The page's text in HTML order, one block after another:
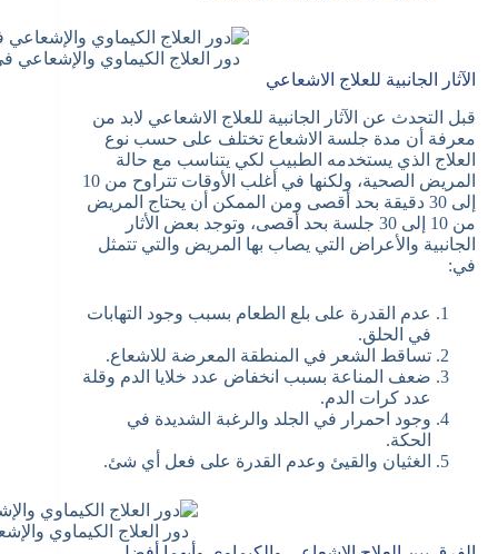
دور العلاج الكيماوي والإشعاعي
الآثار الجانبية للعلاج الاشعاعي
قبل التحدث عن الآثار الجانبية للعلاج الاشعاعي لابد من
معرفة أن مدة جلسة الاشعاع تختلف على حسب نوع
العلاج الذي يستخدمه الطبيب لكي يتناسب مع حالة
المريض الصحية، ولكنها في أغلب الأوقات تتراوح من 10
إلى 30 دقيقة بحد أقصى ومن الممكن أن يحتاج المريض
من 10 إلى 30 جلسة بحد أقصى، وتوجد بعض الأثار
الجانبية والأعراض التي يصاب بها المريض والتي تتمثل
في:
عدم القدرة على بلع الطعام بسبب وجود التهابات
في الحلق.
تساقط الشعر في المنطقة المعرضة للاشعاع.
ضعف المناعة بسبب انخفاض عدد خلايا الدم وقلة
عدد كرات الدم.
وجود احمرار في الجلد والرغبة الشديدة في
الحكة.
الغثيان والقيئ وعدم القدرة على فعل أي شئ.
دور العلاج الكيماوي